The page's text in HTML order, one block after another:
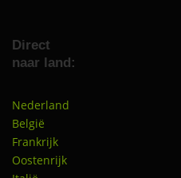
Direct
naar land:
Nederland
België
Frankrijk
Oostenrijk